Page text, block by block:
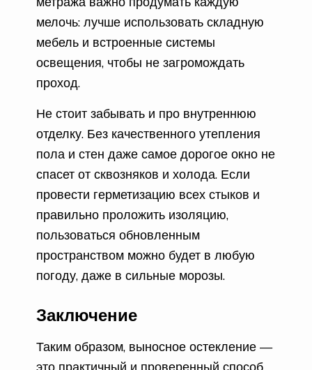
мелочь: лучше использовать складную
мебель и встроенные системы
освещения, чтобы не загромождать
проход.
Не стоит забывать и про внутреннюю
отделку. Без качественного утепления
пола и стен даже самое дорогое окно не
спасет от сквозняков и холода. Если
провести герметизацию всех стыков и
правильно проложить изоляцию,
пользоваться обновленным
пространством можно будет в любую
погоду, даже в сильные морозы.
Заключение
Таким образом, выносное остекление —